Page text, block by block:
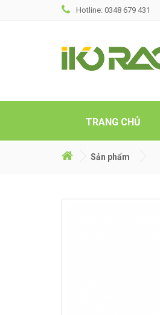
Hotline: 0348 679 431
TRANG CHỦ
Sản phẩm